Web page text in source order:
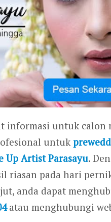
informasi untuk calon
untuk
Up Artist Parasayu.
riasan pada hari
anda dapat
atau menghubungi